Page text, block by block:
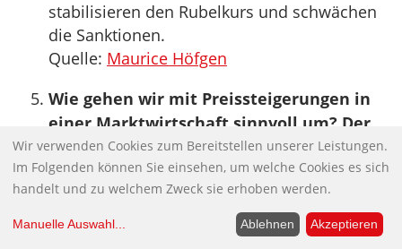
stabilisieren den Rubelkurs und schwächen
die Sanktionen.
Quelle: Maurice Höfgen
Wie gehen wir mit Preissteigerungen in
einer Marktwirtschaft sinnvoll um? Der
Streit um die Verteuerung von Energie
Die aktuellen Preissteigerungen im Bereich
Energie betreffen alle Bürger – wenn auch in
unterschiedlichem Maße. Der Unmut
darüber ist allseits groß, und entsprechend
Wir verwenden Cookies zum Bereitstellen unserer Leistungen.
Im Folgenden können Sie einsehen, um welche Cookies es sich
handelt und zu welchem Zweck sie erhoben werden.
Manuelle Auswahl... Ablehnen Akzeptieren